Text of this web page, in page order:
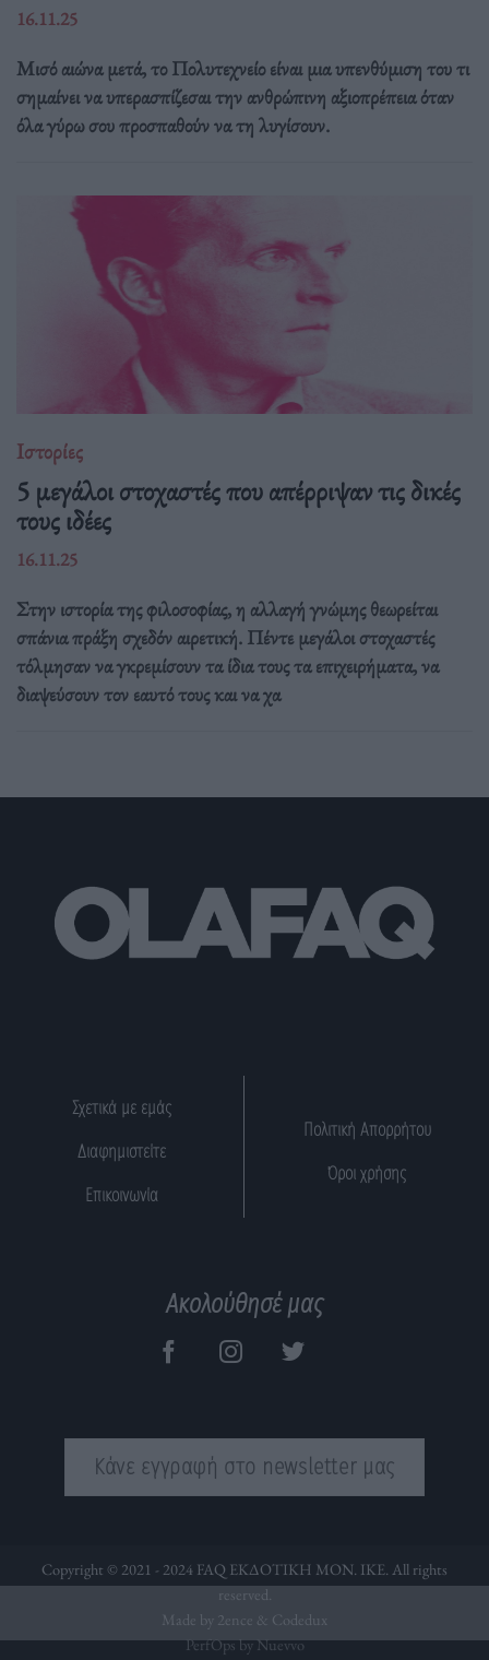
16.11.25
Μισό αιώνα μετά, το Πολυτεχνείο είναι μια υπενθύμιση του τι
σημαίνει να υπερασπίζεσαι την ανθρώπινη αξιοπρέπεια όταν
όλα γύρω σου προσπαθούν να τη λυγίσουν.
Ιστορίες
5 μεγάλοι στοχαστές που απέρριψαν τις δικές
τους ιδέες
16.11.25
Στην ιστορία της φιλοσοφίας, η αλλαγή γνώμης θεωρείται
σπάνια πράξη σχεδόν αιρετική. Πέντε μεγάλοι στοχαστές
τόλμησαν να γκρεμίσουν τα ίδια τους τα επιχειρήματα, να
διαψεύσουν τον εαυτό τους και να χα
Σχετικά με εμάς
Διαφημιστείτε
Επικοινωνία
Πολιτική Απορρήτου
Όροι χρήσης
Ακολούθησέ μας
Κάνε εγγραφή στο newsletter μας
Copyright © 2021 - 2024 FAQ ΕΚΔΟΤΙΚΗ ΜΟΝ. ΙΚΕ. All rights
reserved.
Made by 2ence & Codedux
PerfOps by Nuevvo